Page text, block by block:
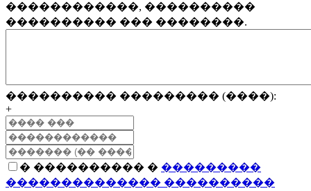
������������, ����������
���������� ��� ��������.
���������� ��������� (����):
+
� ���������� � ���������
�������������� ����������